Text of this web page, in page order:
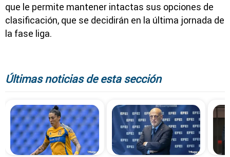
que le permite mantener intactas sus opciones de
clasificación, que se decidirán en la última jornada de
la fase liga.
Últimas noticias de esta sección